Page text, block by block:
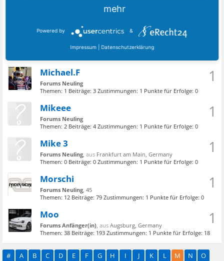
, männlich, 47,aus
Makawa
Forums Neuling, 49,aus Bernau bei Berlin, Deutschland
1
Michael.F
Forums Neuling
Themen: 1 Beiträge: 3 Zustimmungen: 1 Punkte für Erfolge: 0
1
Mikeee
Forums Neuling
Themen: 2 Beiträge: 4 Zustimmungen: 1 Punkte für Erfolge: 0
1
Mike 3
Forums Neuling, aus Frankfurt am Main, Germany
Themen: 0 Beiträge: 0 Zustimmungen: 1 Punkte für Erfolge: 0
1
Morschi
Forums Neuling, 45
Themen: 12 Beiträge: 79 Zustimmungen: 1 Punkte für Erfolge: 0
1
Moo
Forums Anfänger(in), aus Augsburg, Germany
Themen: 38 Beiträge: 193 Zustimmungen: 1 Punkte für Erfolge: 18
# A B C D E F G H I J K L M N
O
mehr
Powered by &
Impressum Datenschutzerklärung